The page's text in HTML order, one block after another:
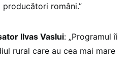
români.”
Ilvas Vaslui: „Programul îi
rural care au cea mai mare